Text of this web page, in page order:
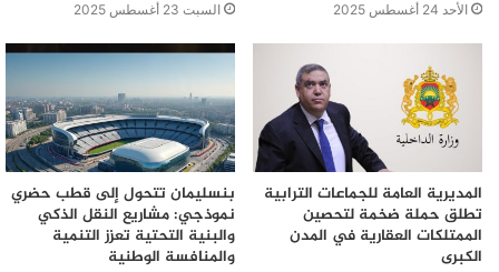
الأحد 24 أغسطس 2025 السبت 23 أغسطس 2025
المديرية العامة للجماعات الترابية
تطلق حملة ضخمة لتحصين
الممتلكات العقارية في المدن
الكبرى
بنسليمان تتحول إلى قطب حضري
نموذجي: مشاريع النقل الذكي
والبنية التحتية تعزز التنمية
والمنافسة الوطنية